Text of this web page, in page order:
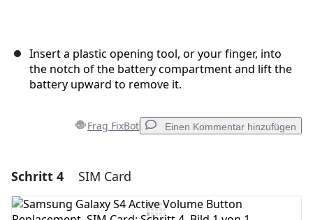
Insert a plastic opening tool, or your finger, into
the notch of the battery compartment and lift the
battery upward to remove it.
Frag FixBot Einen Kommentar hinzufügen
Einen Kommentar hinzufügen
Kommentar hinzufügen
Schritt 4 SIM Card